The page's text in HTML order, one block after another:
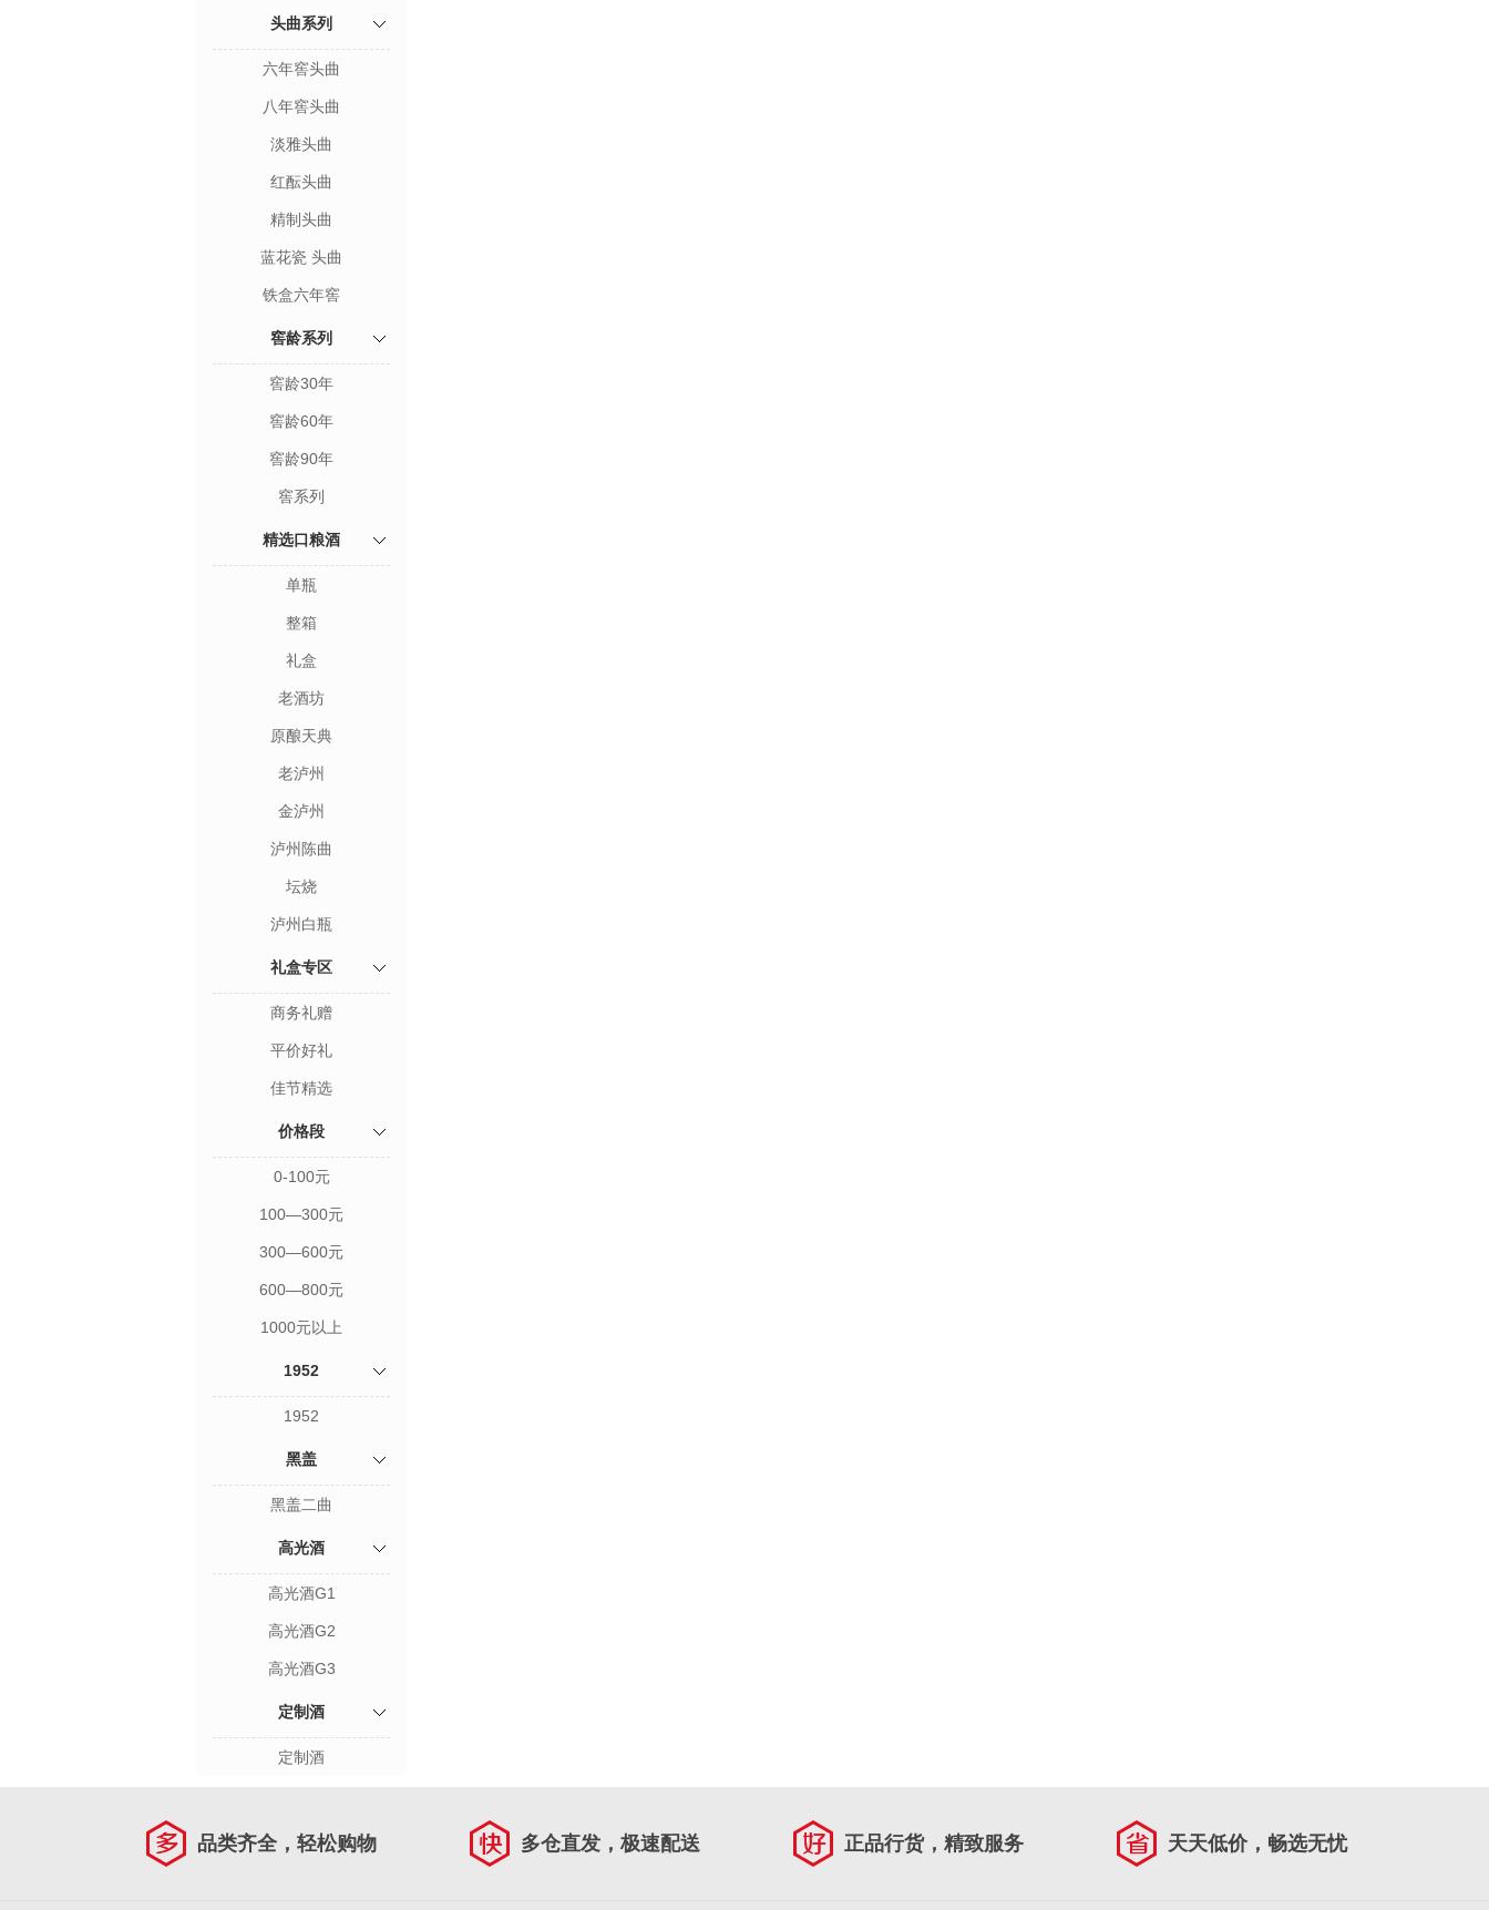
头曲系列
六年窖头曲
八年窖头曲
淡雅头曲
红酝头曲
精制头曲
蓝花瓷 头曲
铁盒六年窖
窖龄系列
窖龄30年
窖龄60年
窖龄90年
窖系列
精选口粮酒
单瓶
整箱
礼盒
老酒坊
原酿天典
老泸州
金泸州
泸州陈曲
坛烧
泸州白瓶
礼盒专区
商务礼赠
平价好礼
佳节精选
价格段
0-100元
100—300元
300—600元
600—800元
1000元以上
1952
1952
黑盖
黑盖二曲
高光酒
高光酒G1
高光酒G2
高光酒G3
定制酒
定制酒
品类齐全，轻松购物 多仓直发，极速配送 正品行货，精致服务 天天低价，畅选无忧